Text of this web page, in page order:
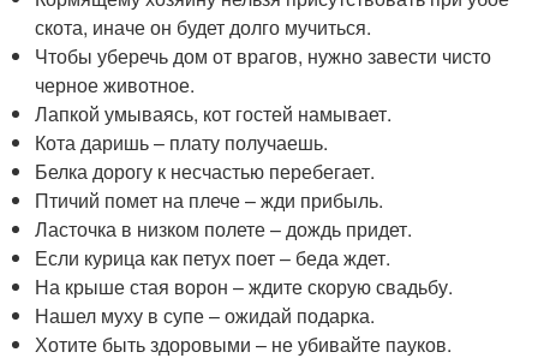
скота, иначе он будет долго мучиться.
Чтобы уберечь дом от врагов, нужно завести чисто
черное животное.
Лапкой умываясь, кот гостей намывает.
Кота даришь – плату получаешь.
Белка дорогу к несчастью перебегает.
Птичий помет на плече – жди прибыль.
Ласточка в низком полете – дождь придет.
Если курица как петух поет – беда ждет.
На крыше стая ворон – ждите скорую свадьбу.
Нашел муху в супе – ожидай подарка.
Хотите быть здоровыми – не убивайте пауков.